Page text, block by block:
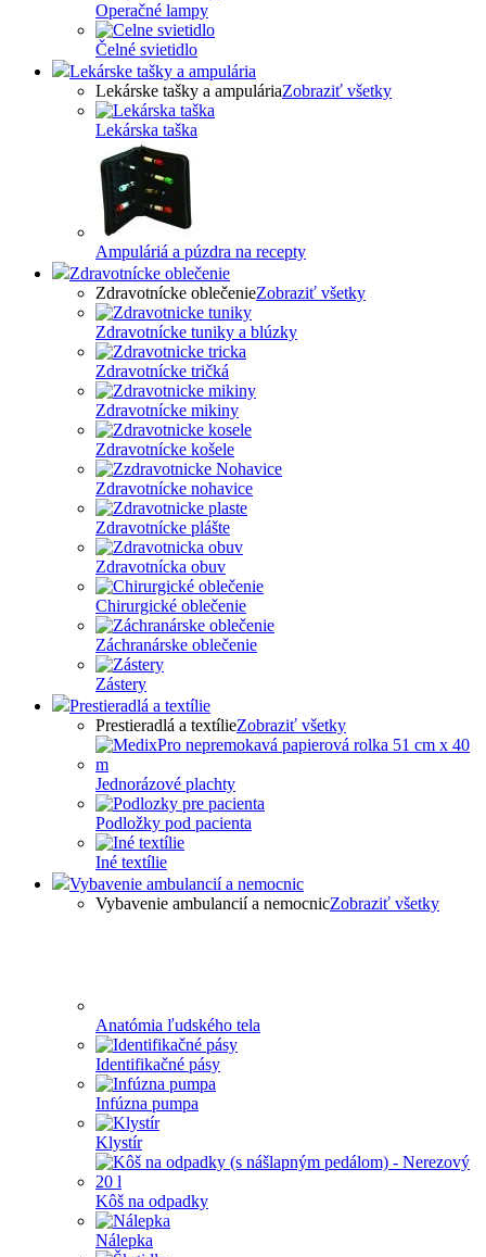
Operačné lampy
Čelné svietidlo
Lekárske tašky a ampulária
Lekárske tašky a ampuláriaZobraziť všetky
Lekárska taška
Ampuláriá a púzdra na recepty
Zdravotnícke oblečenie
Zdravotnícke oblečenieZobraziť všetky
Zdravotnícke tuniky a blúzky
Zdravotnícke tričká
Zdravotnícke mikiny
Zdravotnícke košele
Zdravotnícke nohavice
Zdravotnícke plášte
Zdravotnícka obuv
Chirurgické oblečenie
Záchranárske oblečenie
Zástery
Prestieradlá a textílie
Prestieradlá a textílieZobraziť všetky
Jednorázové plachty
Podložky pod pacienta
Iné textílie
Vybavenie ambulancií a nemocnic
Vybavenie ambulancií a nemocnicZobraziť všetky
Anatómia ľudského tela
Identifikačné pásy
Infúzna pumpa
Klystír
Kôš na odpadky
Nálepka